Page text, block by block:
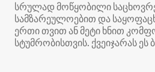
სრულად მოწყობილი
სამზარეულოებით და
ერთი თვით ან მეტი ხნით
სტუმრობისთვის. ქვეიჯარას ეს